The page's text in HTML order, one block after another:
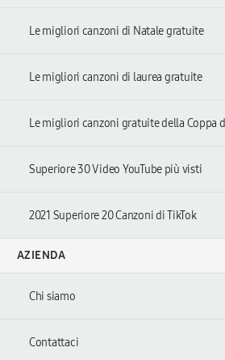
Le migliori canzoni di Natale gratuite
Le migliori canzoni di laurea gratuite
Le migliori canzoni gratuite della Coppa
Superiore 30 Video YouTube più visti
2021 Superiore 20 Canzoni di TikTok
AZIENDA
Chi siamo
Contattaci